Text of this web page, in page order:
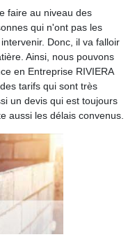
faire au niveau des
qui n'ont pas les
Donc, il va falloir
Ainsi, nous pouvons
en Entreprise RIVIERA
tarifs qui sont très
un devis qui est toujours
aussi les délais convenus.